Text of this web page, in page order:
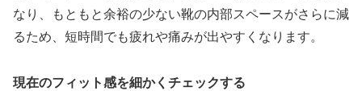
なり、もともと余裕の少ない靴の内部スペースがさらに減
るため、短時間でも疲れや痛みが出やすくなります。
現在のフィット感を細かくチェックする